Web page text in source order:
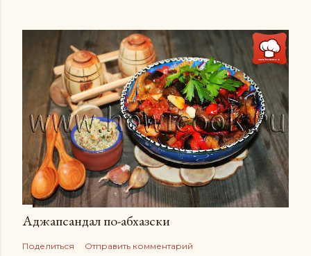
Аджапсандал по-абхазски
Поделиться Отправить комментарий